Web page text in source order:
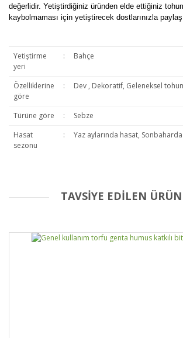
değerlidir. Yetiştirdiğiniz üründen elde ettiğiniz
kaybolmaması için yetiştirecek dostlarınızla
Yetiştirme
yeri
: Bahçe
Özelliklerine
göre
: Dev , Dekoratif, Geleneksel
Türüne göre :
Sebze
Hasat
sezonu
: Yaz aylarında hasat,
TAVSİYE EDİLEN